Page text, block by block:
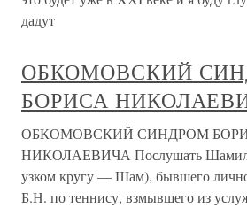
дадут
ОБКОМОВСКИЙ
БОРИСА
ОБКОМОВСКИЙ СИНДРОМ
НИКОЛАЕВИЧА Послушать
узком кругу — Шам), бывшего
Б.Н. по теннису, взмывшего из